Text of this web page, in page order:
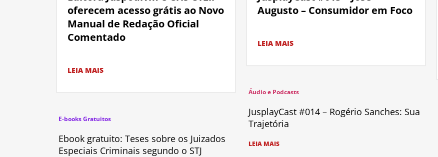
oferecem acesso grátis ao Novo
Manual de Redação Oficial
Comentado
LEIA MAIS
E-books Gratuitos
Ebook gratuito: Teses sobre os Juizados
Especiais Criminais segundo o STJ
Augusto – Consumidor em Foco
LEIA MAIS
Áudio e Podcasts
JusplayCast #014 – Rogério Sanches: Sua
Trajetória
LEIA MAIS